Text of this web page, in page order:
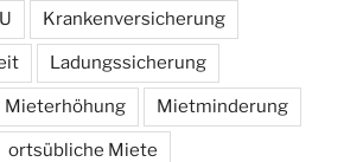
Krankenversicherung
Ladungssicherung
Mieterhöhung Mietminderung
ortsübliche Miete